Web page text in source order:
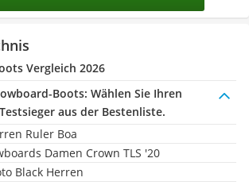
Vergleich 2026
Boots: Wählen Sie Ihren
aus der Bestenliste.
Ruler Boa
Damen Crown TLS '20
Black Herren